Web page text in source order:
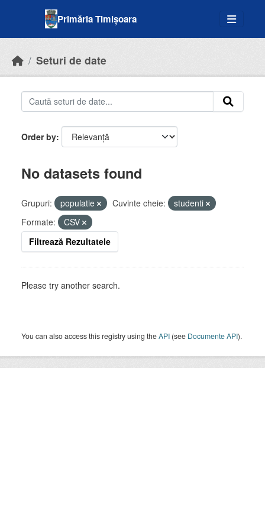
Primăria Timișoara
Seturi de date
Order by
No datasets found
Grupuri: populatie Cuvinte cheie:
studenti
Formate:
CSV
Filtrează Rezultatele
Please try another search.
You can also access this registry using theAPI (see Documente API).